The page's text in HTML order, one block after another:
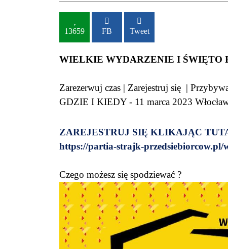
13659 FB Tweet
WIELKIE WYDARZENIE I ŚWIĘTO
Zarezerwuj czas | Zarejestruj się |
GDZIE I KIEDY - 11 marca 2023
ZAREJESTRUJ SIĘ KLIKAJĄC
https://partia-strajk-przedsiebiorcow.pl/
Czego możesz się spodziewać ?